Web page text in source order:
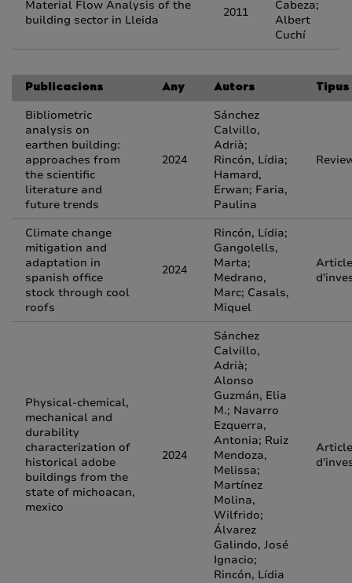
Material Flow Analysis of the
building sector in Lleida
2011
Cabeza;
Albert
Cuchí
Publicacions Any Autors Tipus
Bibliometric
analysis on
earthen building:
approaches from
the scientific
literature and
future trends
2024
Sánchez
Calvillo,
Adrià;
Rincón, Lídia;
Hamard,
Erwan; Faria,
Paulina
Climate change
mitigation and
adaptation in
spanish office
stock through cool
roofs
2024
Rincón, Lídia;
Gangolells,
Marta;
Medrano,
Marc; Casals,
Miquel
Article
Physical-chemical,
mechanical and
durability
characterization of
historical adobe
buildings from the
state of michoacan,
mexico
2024
Sánchez
Calvillo,
Adrià;
Alonso
Guzmán, Elia
M.; Navarro
Ezquerra,
Antonia; Ruiz
Mendoza,
Melissa;
Martínez
Molina,
Wilfrido;
Álvarez
Galindo, José
Ignacio;
Rincón, Lídia
Article